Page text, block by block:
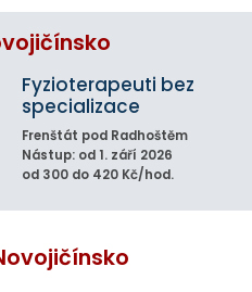
Fyzioterapeuti bez
specializace
Frenštát pod Radhoštěm
Nástup: od 1. září 2026
od 300 do 420 Kč/hod.